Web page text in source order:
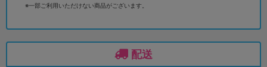
※一部ご利用いただけない商品がございます。
配送